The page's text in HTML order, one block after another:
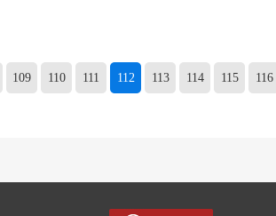
109 110 111 112 113 114 115 116